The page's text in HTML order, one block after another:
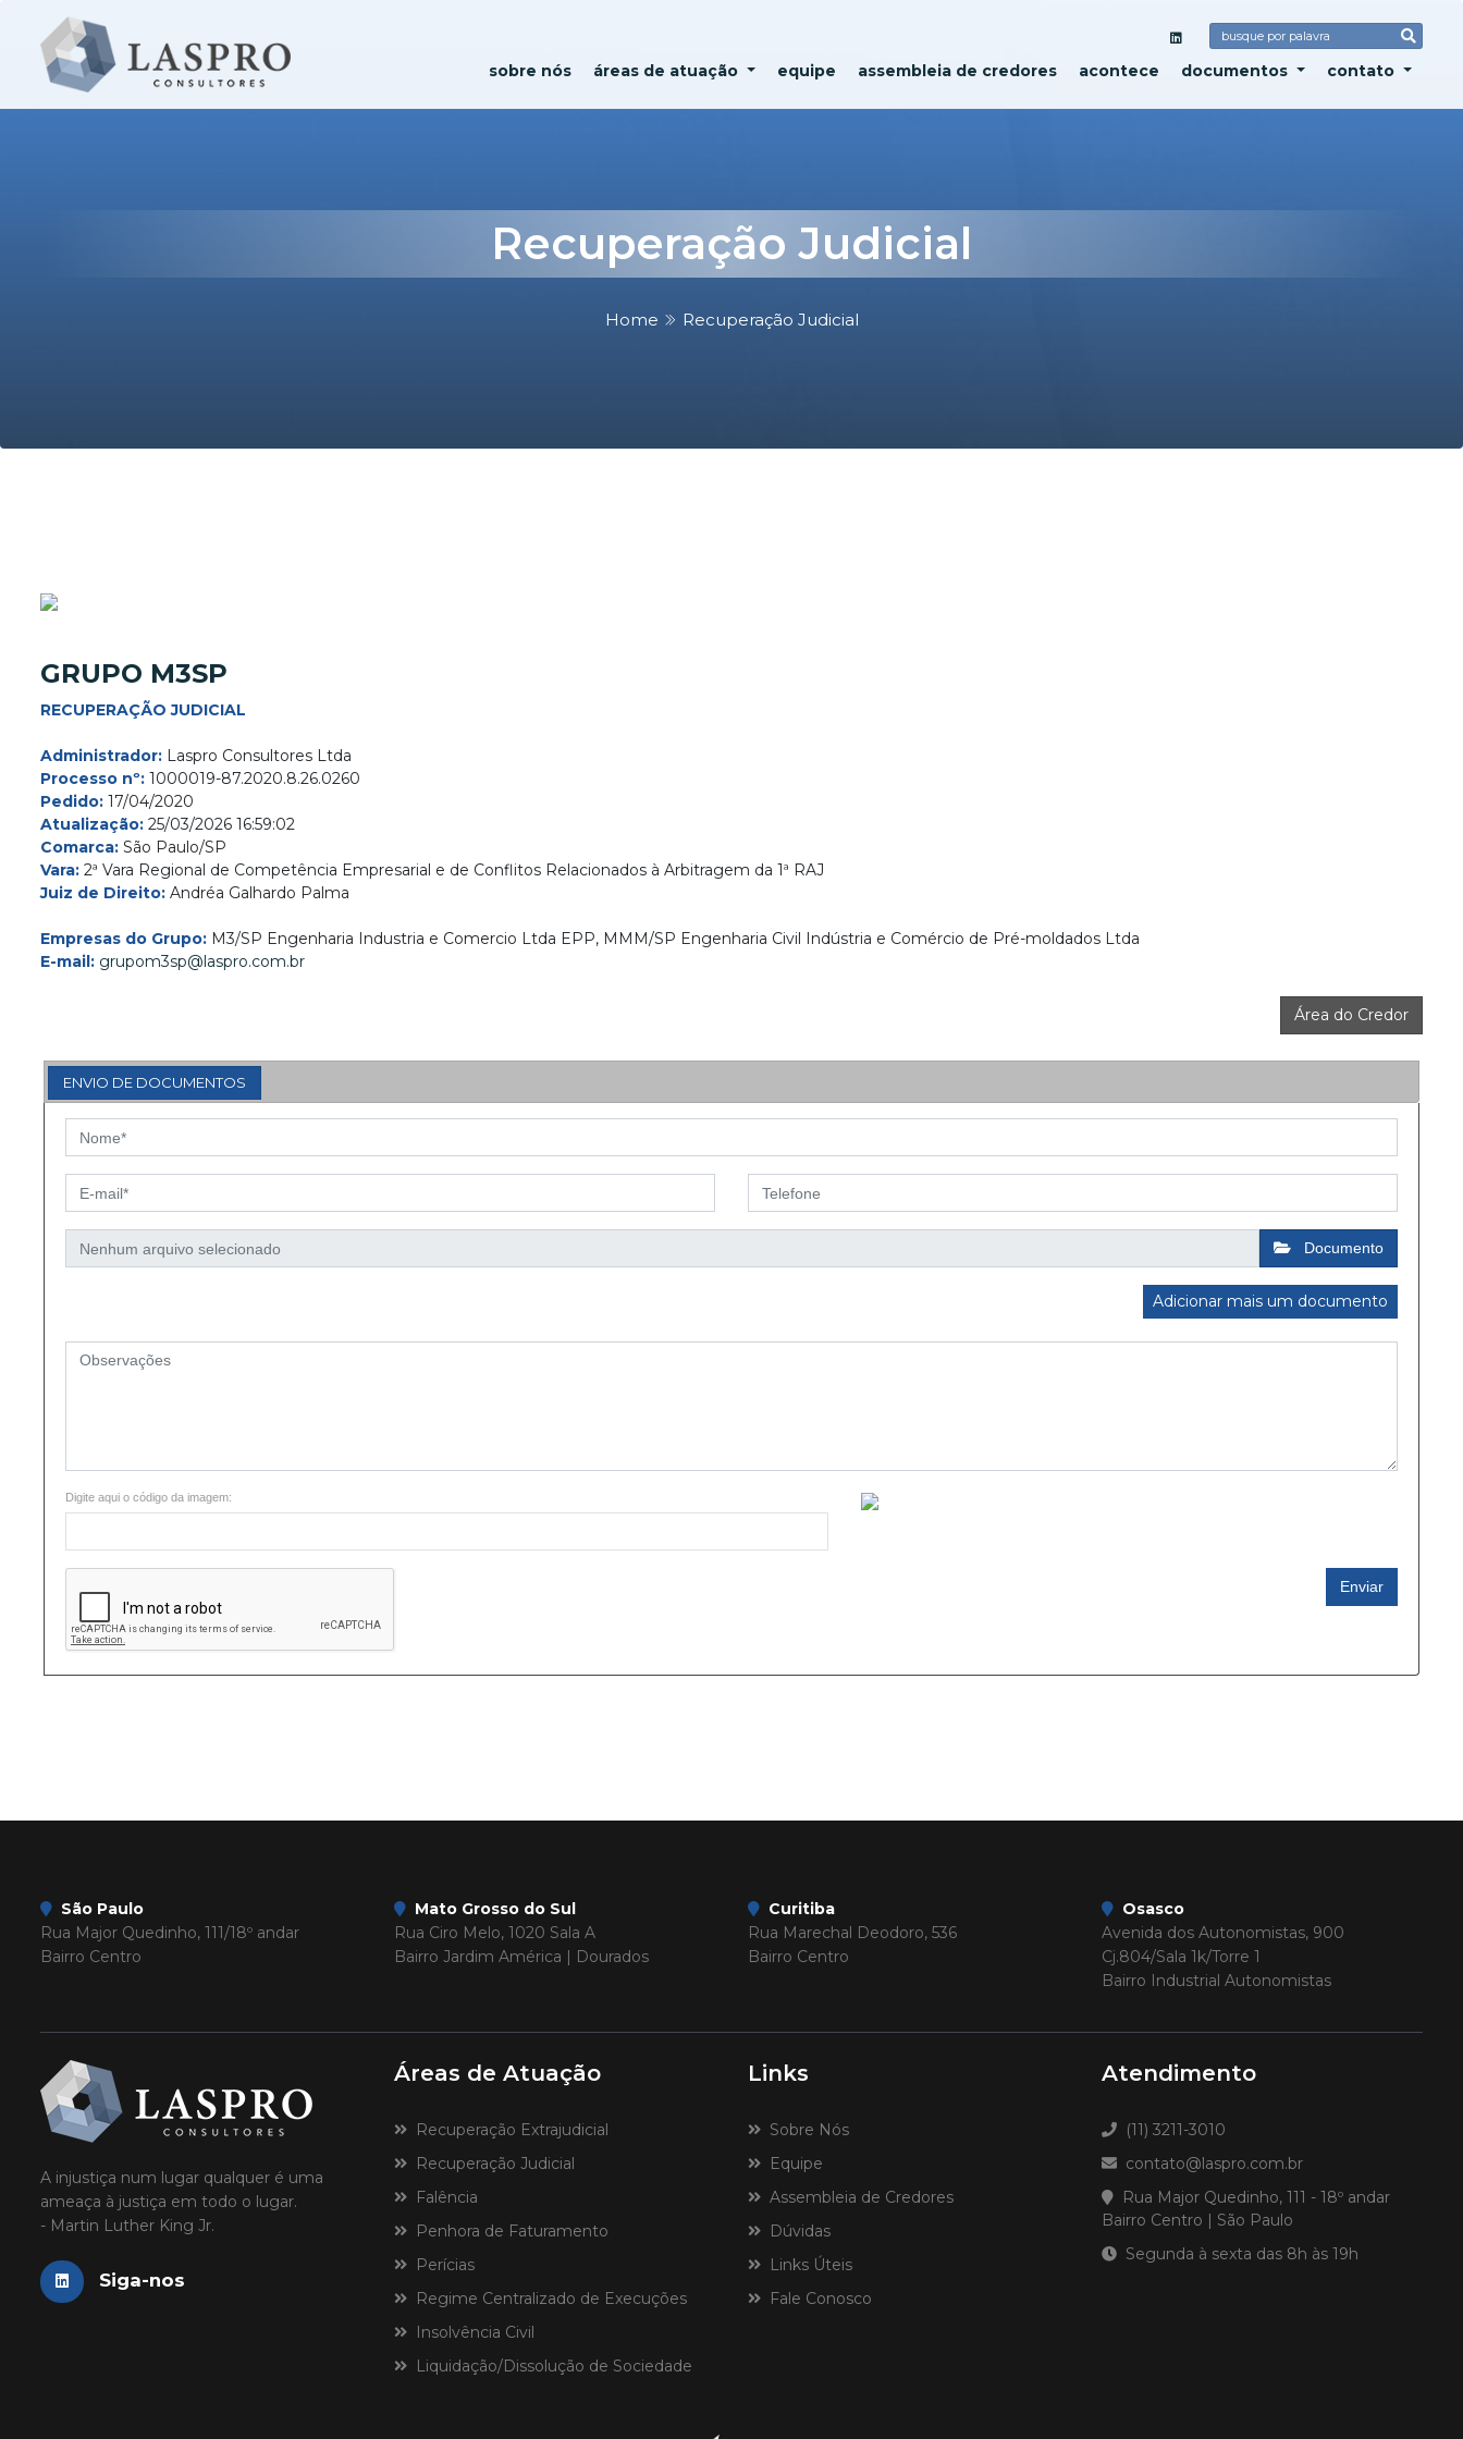
sobre nós áreas de atuação equipe assembleia de credores acontece documentos contato
Recuperação Judicial
Home Recuperação Judicial
GRUPO M3SP
RECUPERAÇÃO JUDICIAL
Administrador: Laspro Consultores Ltda
Processo nº: 1000019-87.2020.8.26.0260
Pedido: 17/04/2020
Atualização: 25/03/2026 16:59:02
Comarca: São Paulo/SP
Vara: 2ª Vara Regional de Competência Empresarial e de Conflitos Relacionados à Arbitragem da 1ª RAJ
Juiz de Direito: Andréa Galhardo Palma
Empresas do Grupo: M3/SP Engenharia Industria e Comercio Ltda EPP, MMM/SP Engenharia Civil Indústria e Comércio de Pré-moldados Ltda
E-mail: grupom3sp@laspro.com.br
Área do Credor
ENVIO DE DOCUMENTOS
Documento
Adicionar mais um documento
Digite aqui o código da imagem:
Enviar
São Paulo
Rua Major Quedinho, 111/18º andar
Bairro Centro
Mato Grosso do Sul
Rua Ciro Melo, 1020 Sala A
Bairro Jardim América | Dourados
Curitiba
Rua Marechal Deodoro, 536
Bairro Centro
Osasco
Avenida dos Autonomistas, 900
Cj.804/Sala 1k/Torre 1
Bairro Industrial Autonomistas
A injustiça num lugar qualquer é uma
ameaça à justiça em todo o lugar.
- Martin Luther King Jr.
Siga-nos
Áreas de Atuação
Recuperação Extrajudicial
Recuperação Judicial
Falência
Penhora de Faturamento
Perícias
Regime Centralizado de Execuções
Insolvência Civil
Liquidação/Dissolução de Sociedade
Links
Sobre Nós
Equipe
Assembleia de Credores
Dúvidas
Links Úteis
Fale Conosco
Atendimento
(11) 3211-3010
contato@laspro.com.br
Rua Major Quedinho, 111 - 18º andar
Bairro Centro | São Paulo
Segunda à sexta das 8h às 19h